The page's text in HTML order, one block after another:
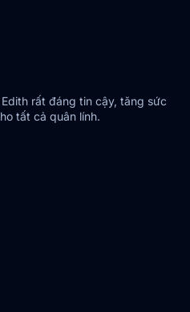
rất đáng tin cậy, tăng sức
tất cả quân lính.